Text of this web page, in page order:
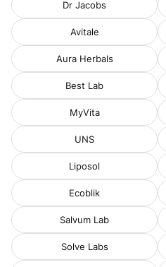
Dr Jacobs
Avitale
Aura Herbals
Best Lab
MyVita
UNS
Liposol
Ecoblik
Salvum Lab
Solve Labs